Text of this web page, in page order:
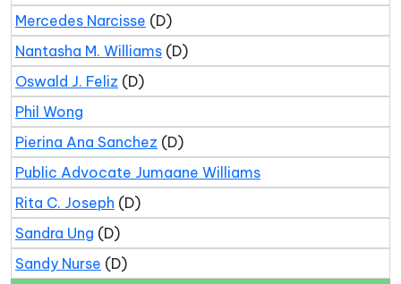
Mercedes Narcisse (D)
Nantasha M. Williams (D)
Oswald J. Feliz (D)
Phil Wong
Pierina Ana Sanchez (D)
Public Advocate Jumaane Williams
Rita C. Joseph (D)
Sandra Ung (D)
Sandy Nurse (D)